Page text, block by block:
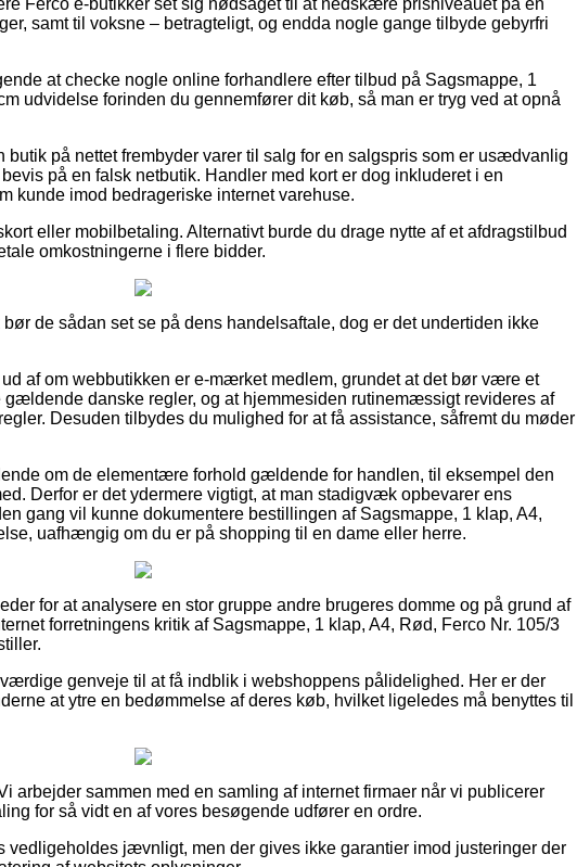
samt til voksne – betragteligt, og endda nogle gange tilbyde gebyrfri
at checke nogle online forhandlere efter tilbud på Sagsmappe, 1
udvidelse forinden du gennemfører dit køb, så man er tryg ved at opnå
butik på nettet frembyder varer til salg for en salgspris som er usædvanlig
på en falsk netbutik. Handler med kort er dog inkluderet i en
kunde imod bedrageriske internet varehuse.
eller mobilbetaling. Alternativt burde du drage nytte af et afdragstilbud
omkostningerne i flere bidder.
de sådan set se på dens handelsaftale, dog er det undertiden ikke
af om webbutikken er e-mærket medlem, grundet at det bør være et
gældende danske regler, og at hjemmesiden rutinemæssigt revideres af
Desuden tilbydes du mulighed for at få assistance, såfremt du møder
om de elementære forhold gældende for handlen, til eksempel den
Derfor er det ydermere vigtigt, at man stadigvæk opbevarer ens
gang vil kunne dokumentere bestillingen af Sagsmappe, 1 klap, A4,
uafhængig om du er på shopping til en dame eller herre.
for at analysere en stor gruppe andre brugeres domme og på grund af
forretningens kritik af Sagsmappe, 1 klap, A4, Rød, Ferco Nr. 105/3
genveje til at få indblik i webshoppens pålidelighed. Her er der
at ytre en bedømmelse af deres køb, hvilket ligeledes må benyttes til
arbejder sammen med en samling af internet firmaer når vi publicerer
for så vidt en af vores besøgende udfører en ordre.
vedligeholdes jævnligt, men der gives ikke garantier imod justeringer der